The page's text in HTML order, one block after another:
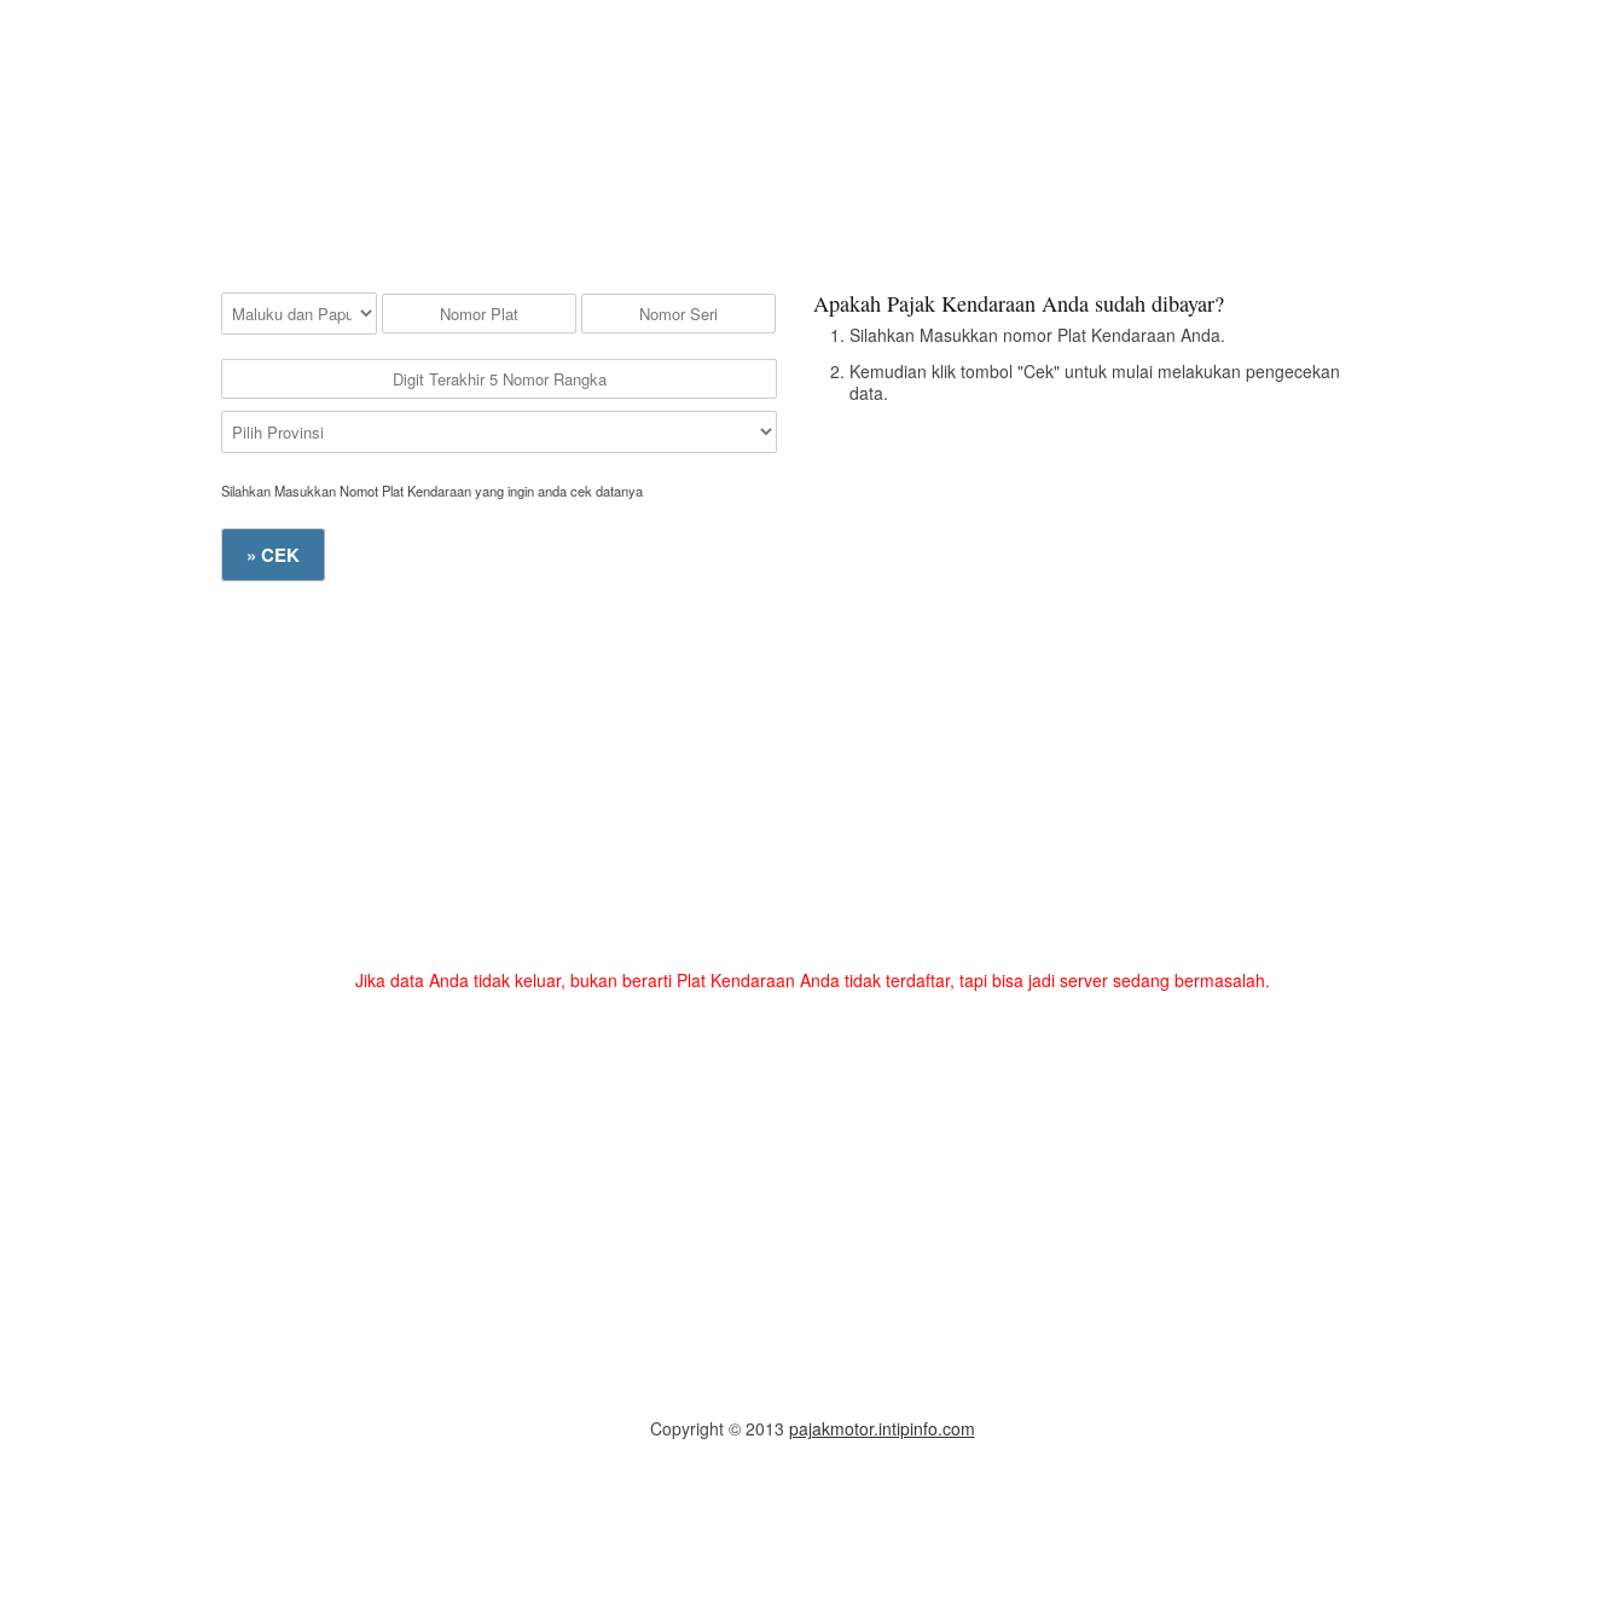
Silahkan Masukkan Nomot Plat Kendaraan yang ingin anda cek datanya
Apakah Pajak Kendaraan Anda sudah dibayar?
Silahkan Masukkan nomor Plat Kendaraan Anda.
Kemudian klik tombol "Cek" untuk mulai melakukan pengecekan
data.
Jika data Anda tidak keluar, bukan berarti Plat Kendaraan Anda tidak terdaftar, tapi bisa jadi server sedang bermasalah.
Copyright © 2013 pajakmotor.intipinfo.com